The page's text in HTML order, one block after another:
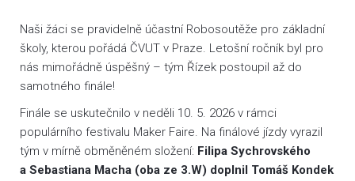
Naši žáci se pravidelně účastní Robosoutěže pro základní
školy, kterou pořádá ČVUT v Praze. Letošní ročník byl pro
nás mimořádně úspěšný – tým Řízek postoupil až do
samotného finále!
Finále se uskutečnilo v neděli 10. 5. 2026 v rámci
populárního festivalu Maker Faire. Na finálové jízdy vyrazil
tým v mírně obměněném složení: Filipa Sychrovského
a Sebastiana Macha (oba ze 3.W) doplnil Tomáš Kondek